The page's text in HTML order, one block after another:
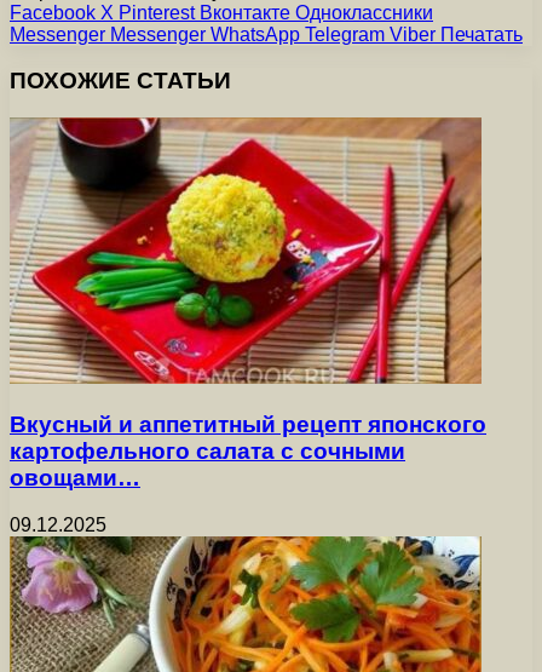
Facebook X Pinterest Вконтакте Одноклассники
Messenger Messenger WhatsApp Telegram Viber Печатать
ПОХОЖИЕ СТАТЬИ
Вкусный и аппетитный рецепт японского
картофельного салата с сочными
овощами…
09.12.2025